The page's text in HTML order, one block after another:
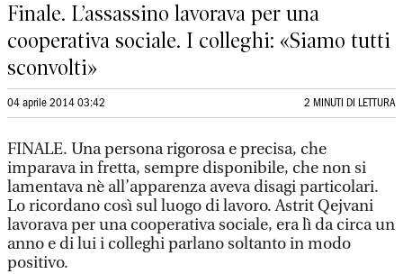
Finale. L’assassino lavorava per una
cooperativa sociale. I colleghi: «Siamo tutti
sconvolti»
04 aprile 2014 03:42 2 MINUTI DI LETTURA
FINALE. Una persona rigorosa e precisa, che
imparava in fretta, sempre disponibile, che non si
lamentava nè all’apparenza aveva disagi particolari.
Lo ricordano così sul luogo di lavoro. Astrit Qejvani
lavorava per una cooperativa sociale, era lì da circa un
anno e di lui i colleghi parlano soltanto in modo
positivo.